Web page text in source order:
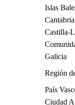
Islas
Cantabria
Castilla-
Galicia
Región
País
Ciudad